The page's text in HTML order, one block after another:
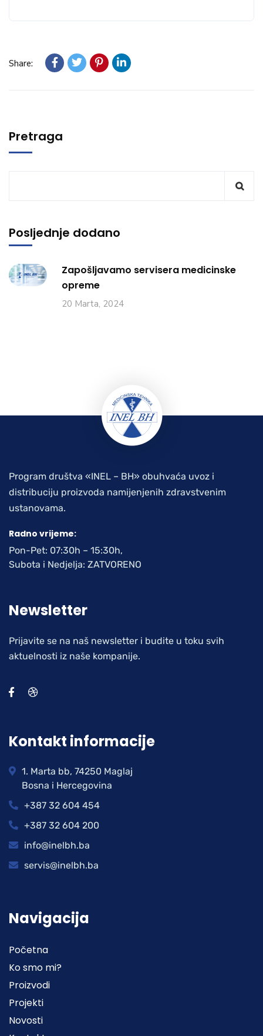
Share:
Pretraga
Posljednje dodano
Zapošljavamo servisera medicinske
opreme
20 Marta, 2024
Program društva «INEL – BH» obuhvaća uvoz i
distribuciju proizvoda namijenjenih zdravstvenim
ustanovama.
Radno vrijeme:
Pon-Pet: 07:30h – 15:30h,
Subota i Nedjelja: ZATVORENO
Newsletter
Prijavite se na naš newsletter i budite u toku svih
aktuelnosti iz naše kompanije.
Kontakt informacije
1. Marta bb, 74250 Maglaj
Bosna i Hercegovina
+387 32 604 454
+387 32 604 200
info@inelbh.ba
servis@inelbh.ba
Navigacija
Početna
Ko smo mi?
Proizvodi
Projekti
Novosti